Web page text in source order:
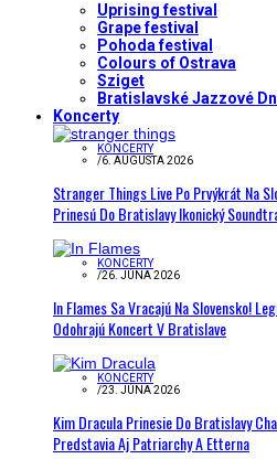
Uprising festival
Grape festival
Pohoda festival
Colours of Ostrava
Sziget
Bratislavské Jazzové
Koncerty
KONCERTY
/6. AUGUSTA 2026
Stranger Things Live Po Prvýkrát Na
Prinesú Do Bratislavy Ikonický
KONCERTY
/26. JÚNA 2026
In Flames Sa Vracajú Na Slovensko!
Odohrajú Koncert V Bratislave
KONCERTY
/23. JÚNA 2026
Kim Dracula Prinesie Do Bratislavy
Predstavia Aj Patriarchy A Etterna